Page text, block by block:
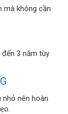
mà không cần
3 năm tùy
nhỏ nên hoàn